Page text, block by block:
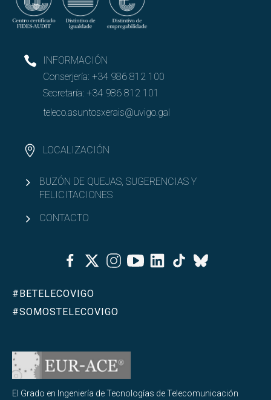
INFORMACIÓN
Conserjería: +34 986 812 100
Secretaría: +34 986 812 101
teleco.asuntosxerais@uvigo.gal
LOCALIZACIÓN
BUZÓN DE QUEJAS, SUGERENCIAS Y
FELICITACIONES
CONTACTO
FacebookTwitterInstagramYoutubeLinkedinTiktok
Bluesky
#BETELECOVIGO
#SOMOSTELECOVIGO
El Grado en Ingeniería de Tecnologías de Telecomunicación